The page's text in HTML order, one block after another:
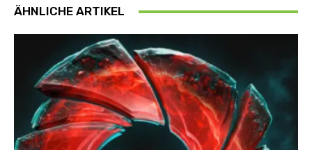
ÄHNLICHE ARTIKEL